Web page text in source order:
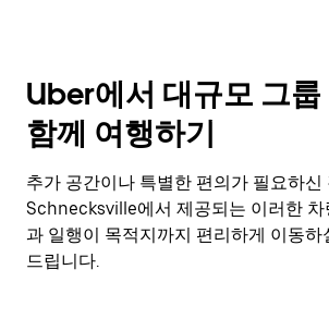
Uber에서 대규모 그
함께 여행하기
추가 공간이나 특별한 편의가 필요하신
Schnecksville에서 제공되는 이러한 차
과 일행이 목적지까지 편리하게 이동하
드립니다.